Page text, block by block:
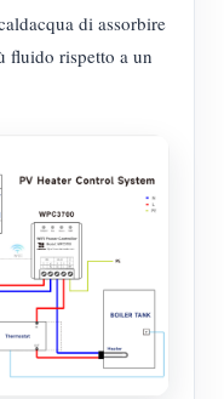
di assorbire
fluido rispetto a un